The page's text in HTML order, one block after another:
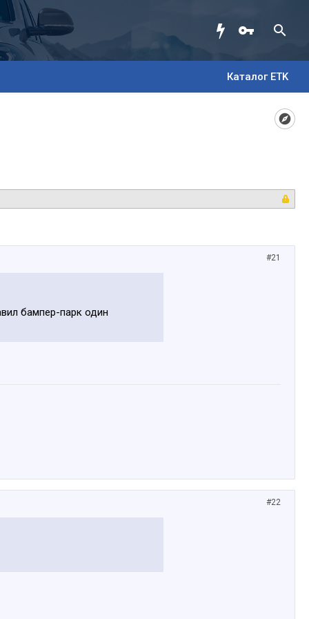
Каталог ETK
#21
бампер-парк один
#22